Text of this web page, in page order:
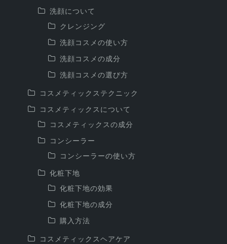
洗顔について
クレンジング
洗顔コスメの使い方
洗顔コスメの成分
洗顔コスメの選び方
コスメティックステクニック
コスメティックスについて
コスメティックスの成分
コンシーラー
コンシーラーの使い方
化粧下地
化粧下地の効果
化粧下地の成分
購入方法
コスメティックスヘアケア